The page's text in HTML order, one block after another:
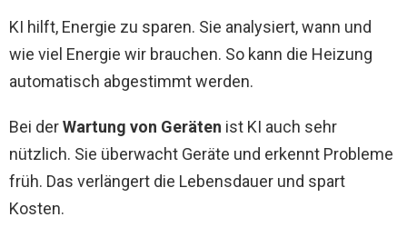
KI hilft, Energie zu sparen. Sie analysiert, wann und
wie viel Energie wir brauchen. So kann die Heizung
automatisch abgestimmt werden.
Bei derWartung von Geräten ist KI auch sehr
nützlich. Sie überwacht Geräte und erkennt Probleme
früh. Das verlängert die Lebensdauer und spart
Kosten.